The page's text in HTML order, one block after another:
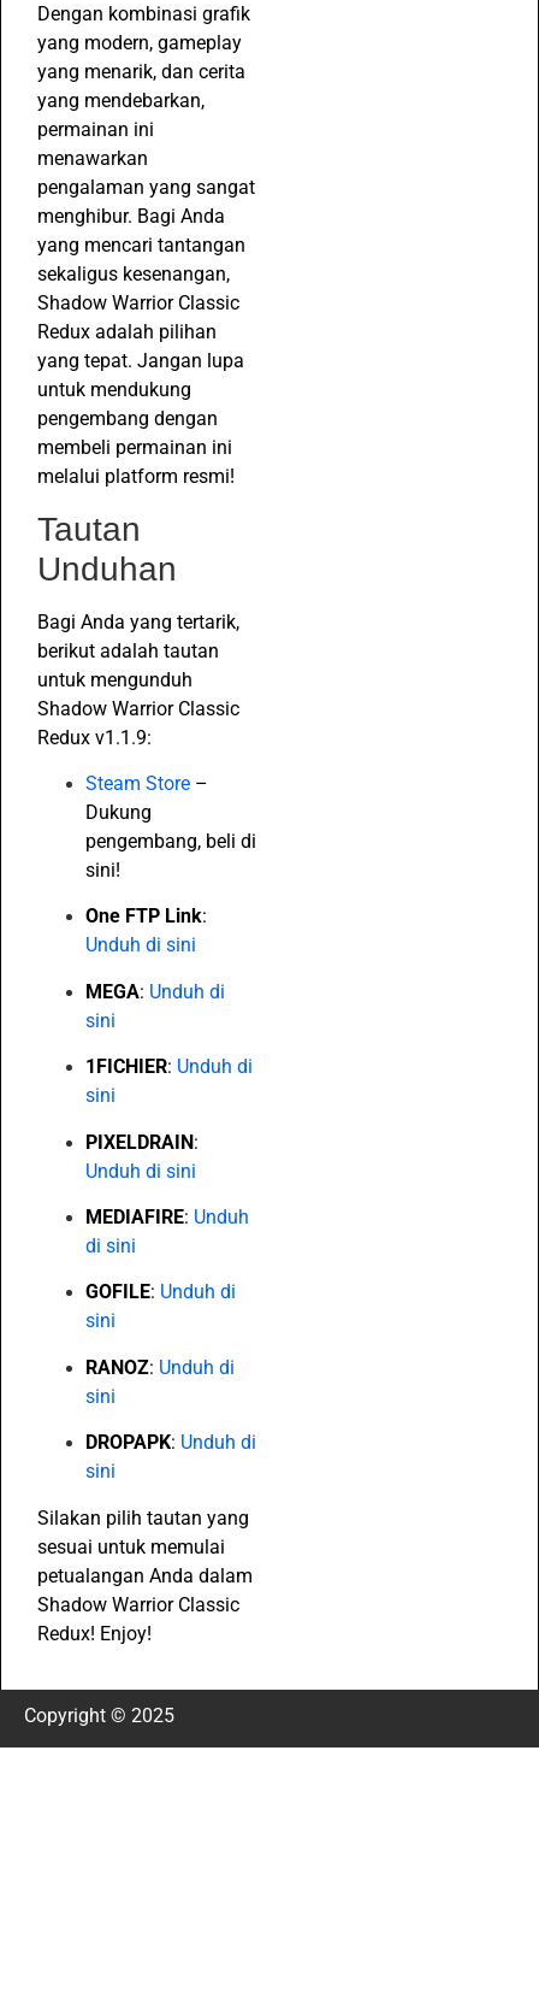
Dengan kombinasi grafik
yang modern, gameplay
yang menarik, dan cerita
yang mendebarkan,
permainan ini
menawarkan
pengalaman yang sangat
menghibur. Bagi Anda
yang mencari tantangan
sekaligus kesenangan,
Shadow Warrior Classic
Redux adalah pilihan
yang tepat. Jangan lupa
untuk mendukung
pengembang dengan
membeli permainan ini
melalui platform resmi!
Tautan
Unduhan
Bagi Anda yang tertarik,
berikut adalah tautan
untuk mengunduh
Shadow Warrior Classic
Redux v1.1.9:
Steam Store –
Dukung
pengembang, beli di
sini!
One FTP Link:
Unduh di sini
MEGA: Unduh di
sini
1FICHIER: Unduh di
sini
PIXELDRAIN:
Unduh di sini
MEDIAFIRE: Unduh
di sini
GOFILE: Unduh di
sini
RANOZ: Unduh di
sini
DROPAPK: Unduh di
sini
Silakan pilih tautan yang
sesuai untuk memulai
petualangan Anda dalam
Shadow Warrior Classic
Redux! Enjoy!
Copyright © 2025